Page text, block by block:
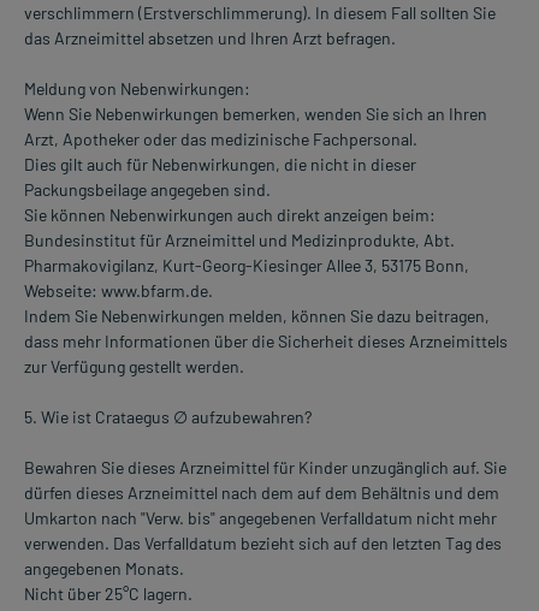
verschlimmern (Erstverschlimmerung). In diesem Fall sollten Sie
das Arzneimittel absetzen und Ihren Arzt befragen.
Meldung von Nebenwirkungen:
Wenn Sie Nebenwirkungen bemerken, wenden Sie sich an Ihren
Arzt, Apotheker oder das medizinische Fachpersonal.
Dies gilt auch für Nebenwirkungen, die nicht in dieser
Packungsbeilage angegeben sind.
Sie können Nebenwirkungen auch direkt anzeigen beim:
Bundesinstitut für Arzneimittel und Medizinprodukte, Abt.
Pharmakovigilanz, Kurt-Georg-Kiesinger Allee 3, 53175 Bonn,
Webseite: www.bfarm.de.
Indem Sie Nebenwirkungen melden, können Sie dazu beitragen,
dass mehr Informationen über die Sicherheit dieses Arzneimittels
zur Verfügung gestellt werden.
5. Wie ist Crataegus ∅ aufzubewahren?
Bewahren Sie dieses Arzneimittel für Kinder unzugänglich auf. Sie
dürfen dieses Arzneimittel nach dem auf dem Behältnis und dem
Umkarton nach "Verw. bis" angegebenen Verfalldatum nicht mehr
verwenden. Das Verfalldatum bezieht sich auf den letzten Tag des
angegebenen Monats.
Nicht über 25°C lagern.